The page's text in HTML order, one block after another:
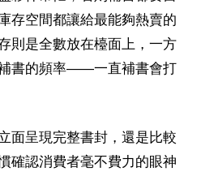
存空間都讓給最能夠熱賣的
則是全數放在檯面上，一方
書的頻率——一直補書會打
面呈現完整書封，還是比較
確認消費者毫不費力的眼神